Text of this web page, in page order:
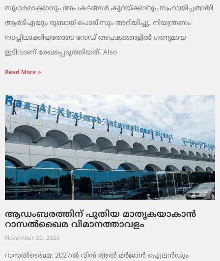
സുഗമമാക്കാനും അപകടങ്ങൾ കുറയ്ക്കാനും സഹായിച്ചതായി
ആർടിഎയും ദുബായ് പൊലീസും അറിയിച്ചു. നിയന്ത്രണം
നടപ്പിലാക്കിയതോടെ റോഡ് അപകടങ്ങളിൽ ഗണ്യമായ
ഇടിവാണ് രേഖപ്പെടുത്തിയത്. Also
Read More »
ആഡംബരത്തിന് പുതിയ മാതൃകയാകാൻ
റാസൽഖൈമ വിമാനത്താവളം
November 20, 2025
റാസൽഖൈമ: 2027ൽ വിൻ അൽ മർജാൻ ഐലൻഡും